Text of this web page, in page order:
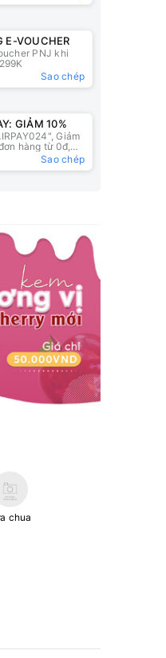
E-VOUCHER
PNJ khi
Sao chép
GIẢM 10%
Giảm
hàng từ 0đ,
ví ShopeePay
Sao chép
chua